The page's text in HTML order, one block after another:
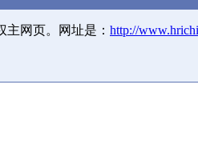
网页。网址是： http://